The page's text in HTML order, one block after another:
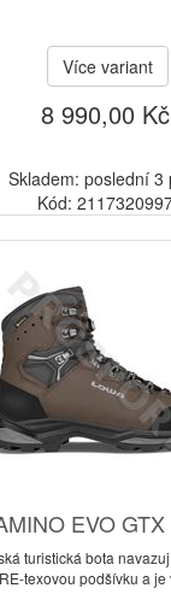
Více variant
8 990,00 Kč
Skladem: poslední 3
Kód:
EVO
turistická bota
texovou podšívku a